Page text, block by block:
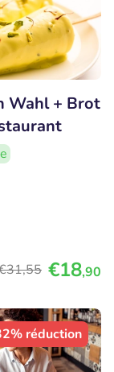
Wahl + Brot
,55 €18,90
réduction